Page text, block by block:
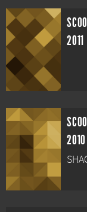
2011
2010